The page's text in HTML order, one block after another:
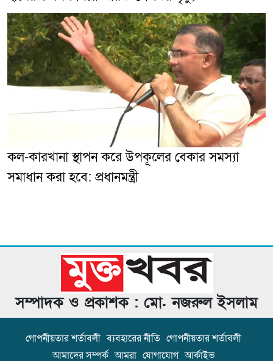
কল-কারখানা স্থাপন করে উপকূলের বেকার সমস্যা
সমাধান করা হবে: প্রধানমন্ত্রী
সম্পাদক ও প্রকাশক : মো. নজরুল ইসলাম
গোপনীয়তার শর্তাবলী ব্যবহারের নীতি গোপনীয়তার শর্তাবলী
আমাদের সম্পর্ক আমরা যোগাযোগ আর্কাইভ